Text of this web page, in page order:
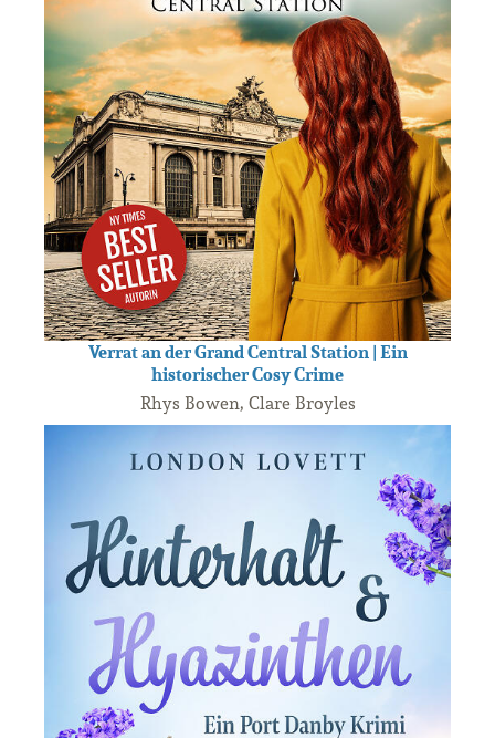
Verrat an der Grand Central Station | Ein
historischer Cosy Crime
Rhys Bowen, Clare Broyles